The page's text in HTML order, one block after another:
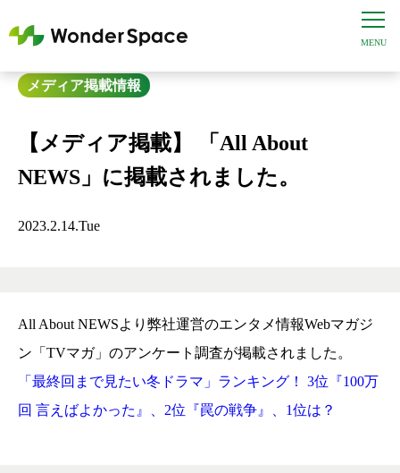
メディア掲載情報
【メディア掲載】 「All About
NEWS」に掲載されました。
2023.2.14.Tue
All About NEWSより弊社運営のエンタメ情報Webマガジ
ン「TVマガ」のアンケート調査が掲載されました。
「最終回まで見たい冬ドラマ」ランキング！ 3位『100万
回 言えばよかった』、2位『罠の戦争』、1位は？